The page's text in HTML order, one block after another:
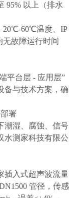
95% 以上（排水
20℃-60℃温度、IP
无故障运行时间
平台层 - 应用层”
备与技术方案，确
署
潮湿、腐蚀、信号
水测家科技有限公
插入式超声波流量
管径，传感